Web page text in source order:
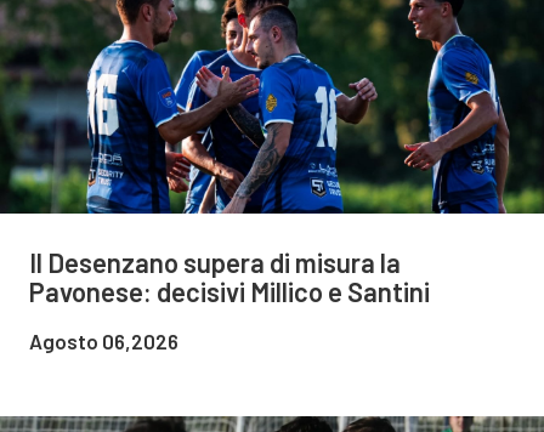
Il Desenzano supera di misura la
Pavonese: decisivi Millico e Santini
Agosto 06,2026